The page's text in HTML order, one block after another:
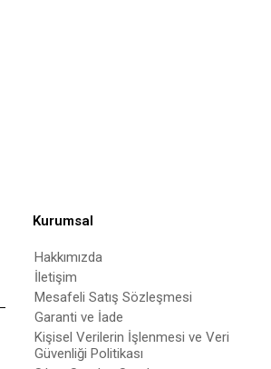
Kurumsal
Hakkımızda
İletişim
Mesafeli Satış Sözleşmesi
Garanti ve İade
Kişisel Verilerin İşlenmesi ve Veri
Güvenliği Politikası